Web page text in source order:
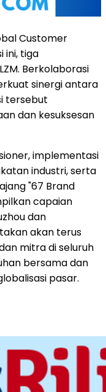
Customer
ini, tiga
Berkolaborasi
sinergi antara
tersebut
dan kesuksesan
implementasi
industri, serta
"67 Brand
capaian
dan
akan terus
mitra di seluruh
bersama dan
pasar.